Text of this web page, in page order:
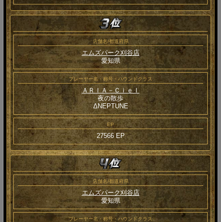
店舗名/都道府県
エムズパーク刈谷店
愛知県
プレーヤー名・称号・ハウンドクラス
ＡＲＩＡ－Ｃｉｅｌ
夜の散歩
ΔNEPTUNE
EP
27566 EP
店舗名/都道府県
エムズパーク刈谷店
愛知県
プレーヤー名・称号・ハウンドクラス